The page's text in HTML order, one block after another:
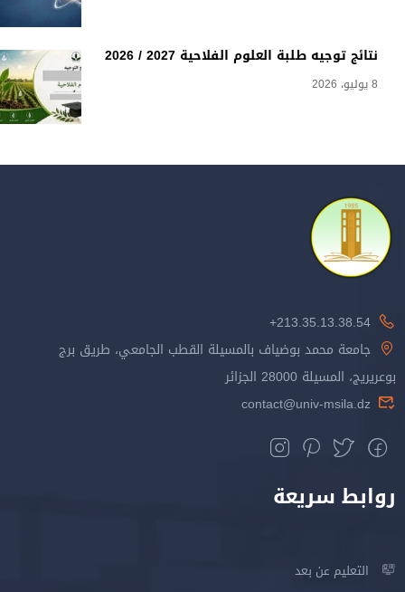
نتائج توجيه طلبة العلوم الفلاحية 2027 / 2026
8 يوليو، 2026
213.35.13.38.54+
جامعة محمد بوضياف بالمسيلة القطب الجامعي، طريق برج
بوعريريج، المسيلة 28000 الجزائر
contact@univ-msila.dz
روابط سريعة
التعليم عن بعد